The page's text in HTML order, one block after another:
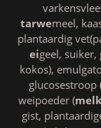
tarwemeel,
plantaardig
eigeel,
kokos),
glucosestroop
weipoeder (melk
gist,